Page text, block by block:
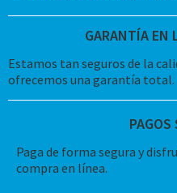
GARANTÍA EN
Estamos tan seguros de la
ofrecemos una garantía total.
PAGOS
Paga de forma segura y
compra en línea.